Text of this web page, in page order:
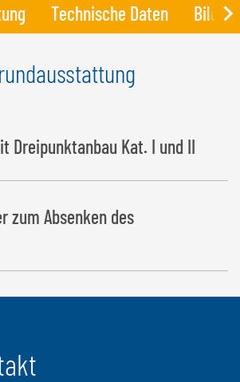
Technische Daten Bilder
Dreipunktanbau Kat. I und II
zum Absenken des